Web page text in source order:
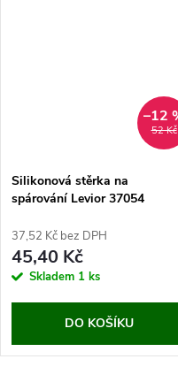
52 Kč
–12
Silikonová stěrka na
spárování Levior 37054
37,52 Kč bez DPH
45,40 Kč
Skladem 1 ks
DO KOŠÍKU